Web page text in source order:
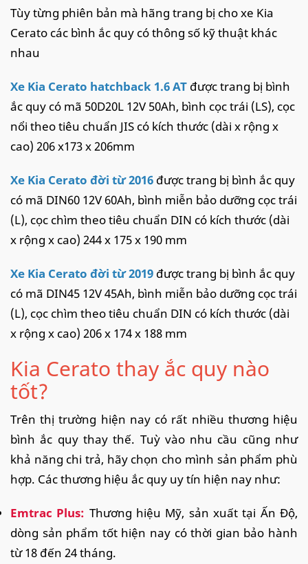
Tùy từng phiên bản mà hãng trang bị cho xe Kia
Cerato các bình ắc quy có thông số kỹ thuật khác
nhau
Xe Kia Cerato hatchback 1.6 AT được trang bị bình
ắc quy có mã 50D20L 12V 50Ah, bình cọc trái (LS), cọc
nổi theo tiêu chuẩn JIS có kích thước (dài x rộng x
cao) 206 x173 x 206mm
Xe Kia Cerato đời từ 2016 được trang bị bình ắc quy
có mã DIN60 12V 60Ah, bình miễn bảo dưỡng cọc trái
(L), cọc chìm theo tiêu chuẩn DIN có kích thước (dài
x rộng x cao) 244 x 175 x 190 mm
Xe Kia Cerato đời từ 2019 được trang bị bình ắc quy
có mã DIN45 12V 45Ah, bình miễn bảo dưỡng cọc trái
(L), cọc chìm theo tiêu chuẩn DIN có kích thước (dài
x rộng x cao) 206 x 174 x 188 mm
Kia Cerato thay ắc quy nào
tốt?
Trên thị trường hiện nay có rất nhiều thương hiệu
bình ắc quy thay thế. Tuỳ vào nhu cầu cũng như
khả năng chi trả, hãy chọn cho mình sản phẩm phù
hợp. Các thương hiệu ắc quy uy tín hiện nay như:
Emtrac Plus: Thương hiệu Mỹ, sản xuất tại Ấn Độ,
dòng sản phẩm tốt hiện nay có thời gian bảo hành
từ 18 đến 24 tháng.